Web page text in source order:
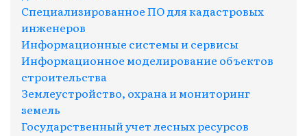
Специализированное ПО для кадастровых
инженеров
Информационные системы и сервисы
Информационное моделирование объектов
строительства
Землеустройство, охрана и мониторинг
земель
Государственный учет лесных ресурсов